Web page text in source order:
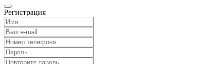
Регистрация